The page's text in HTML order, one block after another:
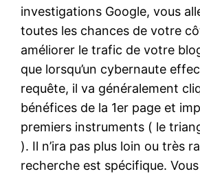
investigations Google, vous
toutes les chances de votre
améliorer le trafic de votre
que lorsqu’un cybernaute
requête, il va généralement
bénéfices de la 1er page et
premiers instruments ( le
). Il n’ira pas plus loin ou très
recherche est spécifique.